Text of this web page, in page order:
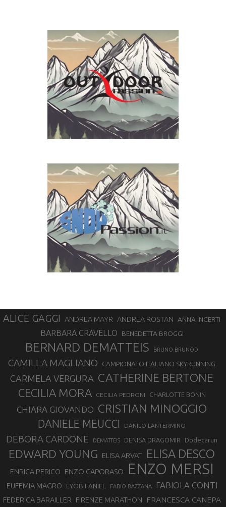
ALICE GAGGI ANDREA MAYR ANDREA ROSTAN ANNA INCERTI
BARBARA CRAVELLO BENEDETTA BROGGI
BERNARD DEMATTEIS BRUNO BRUNOD
CAMILLA MAGLIANO CAMPIONATO ITALIANO SKYRUNNING
CARMELA VERGURA CATHERINE BERTONE
CECILIA MORA CECILIA PEDRONI CHARLOTTE BONIN
CHIARA GIOVANDO CRISTIAN MINOGGIO
DANIELE MEUCCI DANILO LANTERMINO
DEBORA CARDONE DEMATTEIS DENISA DRAGOMIR Dodecarun
EDWARD YOUNG ELISA ARVAT ELISA DESCO
ENRICA PERICO ENZO CAPORASO ENZO MERSI
EUFEMIA MAGRO EYOB FANIEL FABIO BAZZANA FABIOLA CONTI
FEDERICA BARAILLER FIRENZE MARATHON FRANCESCA CANEPA